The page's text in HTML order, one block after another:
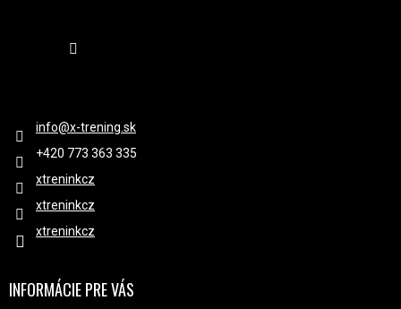
info@x-trening.sk
+420 ‭773 363 335
xtreninkcz
xtreninkcz
xtreninkcz
INFORMÁCIE PRE VÁS